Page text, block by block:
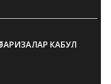
КАБУЛ